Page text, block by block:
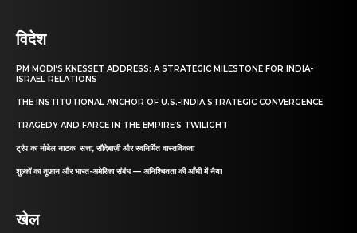
विदेश
PM MODI’S KNESSET ADDRESS: A STRATEGIC MILESTONE FOR INDIA-
ISRAEL RELATIONS
THE INSTITUTIONAL ANCHOR OF U.S.-INDIA STRATEGIC CONVERGENCE
TRAGEDY AND FARCE IN THE EMPIRE’S TWILIGHT
ट्रंप का नोबेल नाटक: सत्ता, सौदेबाज़ी और स्वनिर्मित वास्तविकता
शुल्कों का तूफ़ान और भारत-अमेरिका संबंध — अनिश्चितता की आँधी में नैया
खेल